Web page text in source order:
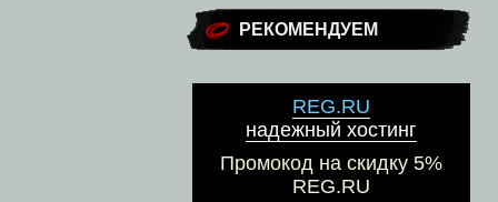
РЕКОМЕНДУЕМ
REG.RU
надежный хостинг
Промокод на скидку 5%
REG.RU